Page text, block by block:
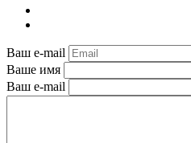
Ваш e-mail
Ваше имя
Ваш e-mail